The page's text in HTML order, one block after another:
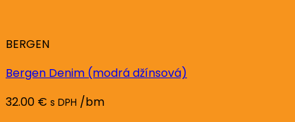
BERGEN
Bergen Denim (modrá džínsová)
32.00 € s DPH /bm